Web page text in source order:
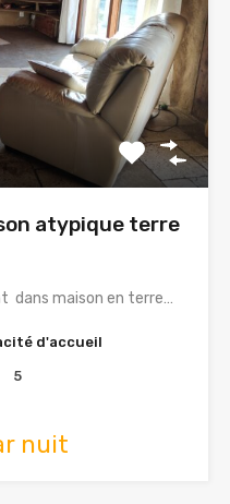
atypique terre
dans maison en terre…
d'accueil
5
nuit